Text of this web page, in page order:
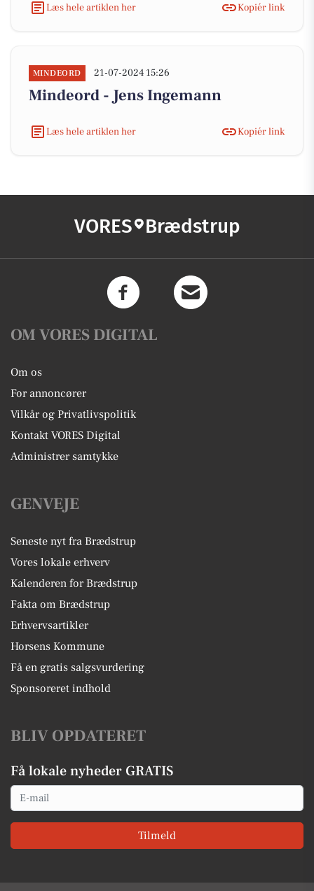
Læs hele artiklen her Kopiér link
MINDEORD 21-07-2024 15:26
Mindeord - Jens Ingemann
Læs hele artiklen her Kopiér link
VORES Brædstrup
OM VORES DIGITAL
Om os
For annoncører
Vilkår og Privatlivspolitik
Kontakt VORES Digital
Administrer samtykke
GENVEJE
Seneste nyt fra Brædstrup
Vores lokale erhverv
Kalenderen for Brædstrup
Fakta om Brædstrup
Erhvervsartikler
Horsens Kommune
Få en gratis salgsvurdering
Sponsoreret indhold
BLIV OPDATERET
Få lokale nyheder GRATIS
Email
Tilmeld